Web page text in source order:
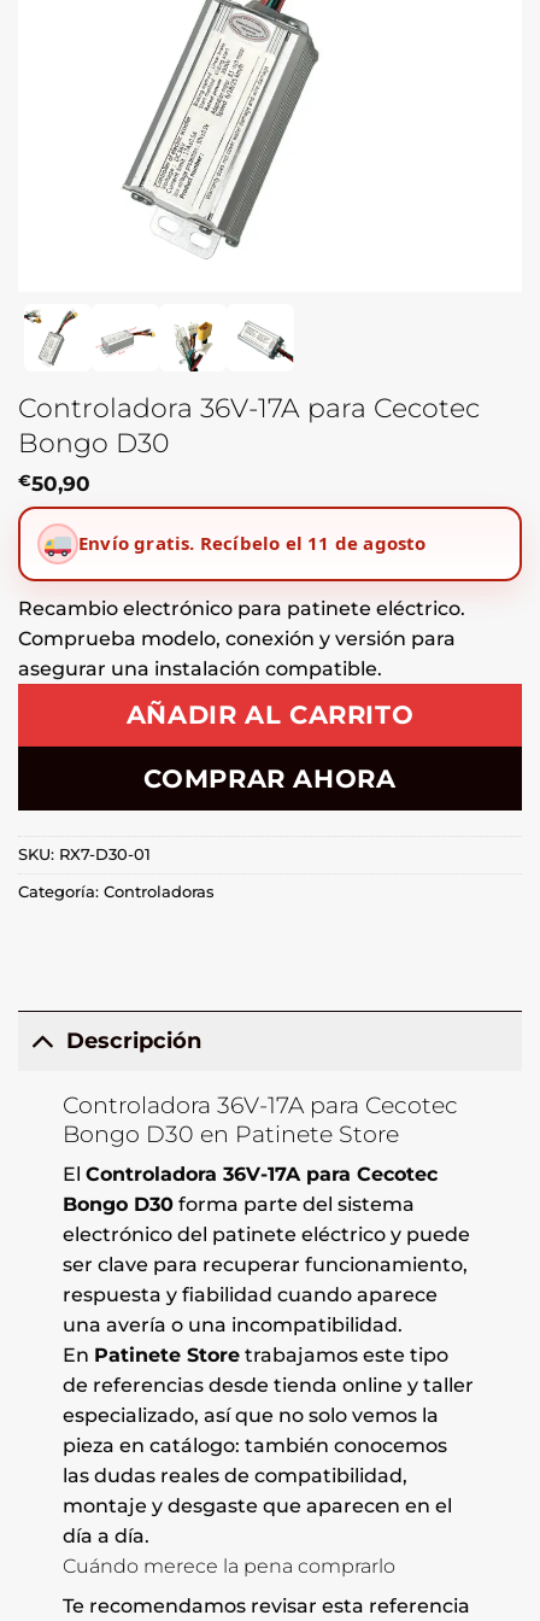
Controladora 36V-17A para Cecotec
Bongo D30
€50,90
Envío gratis. Recíbelo el 11 de agosto
Recambio electrónico para patinete eléctrico.
Comprueba modelo, conexión y versión para
asegurar una instalación compatible.
AÑADIR AL CARRITO
COMPRAR AHORA
SKU: RX7-D30-01
Categoría: Controladoras
Descripción
Controladora 36V-17A para Cecotec
Bongo D30 en Patinete Store
El Controladora 36V-17A para Cecotec
Bongo D30forma parte del sistema
electrónico del patinete eléctrico y puede
ser clave para recuperar funcionamiento,
respuesta y fiabilidad cuando aparece
una avería o una incompatibilidad.
En Patinete Storetrabajamos este tipo
de referencias desde tienda online y taller
especializado, así que no solo vemos la
pieza en catálogo: también conocemos
las dudas reales de compatibilidad,
montaje y desgaste que aparecen en el
día a día.
Cuándo merece la pena comprarlo
Te recomendamos revisar esta referencia